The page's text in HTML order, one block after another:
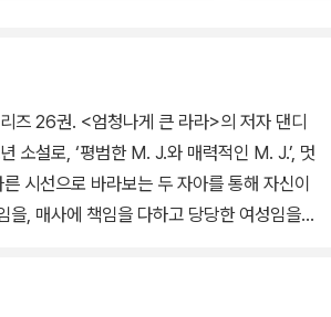
즈 26권. <엄청나게 큰 라라>의 저자 댄디
소설로, ‘평범한 M. J.와 매력적인 M. J.’, 멋
시선으로 바라보는 두 자아를 통해 자신이
을, 매사에 책임을 다하고 당당한 여성임을
얌전히 공부해 좋은 대학에나 진학하라는 엄